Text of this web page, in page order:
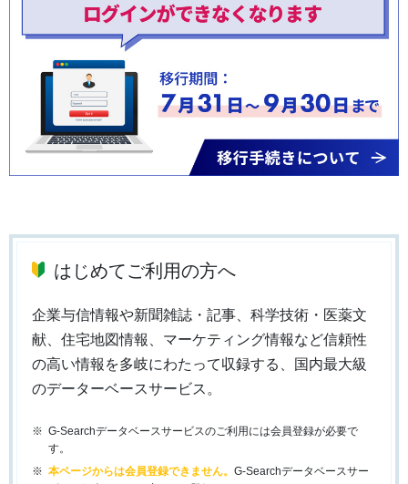
はじめてご利用の方へ
企業与信情報や新聞雑誌・記事、科学技術・医薬文
献、住宅地図情報、マーケティング情報など信頼性
の高い情報を多岐にわたって収録する、国内最大級
のデーターベースサービス。
G-Searchデータベースサービスのご利用には会員登録が必要で
す。
本ページからは会員登録できません。 G-Searchデータベースサー